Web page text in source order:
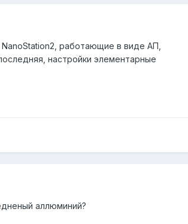
работающие в виде АП,
настройки элементарные
аллюминий?